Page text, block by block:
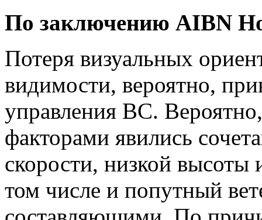
По заключению AIBN
Потеря визуальных
видимости, вероятно,
управления ВС.
факторами явились
скорости, низкой
том числе и попутный